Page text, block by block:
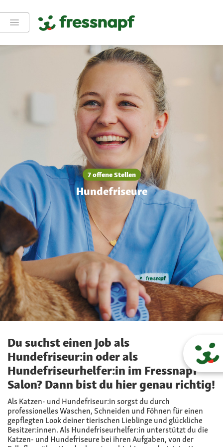
Hundefriseure
7 offene Stellen
Hundefriseure
Du suchst einen Job als
Hundefriseur:in oder als
Hundefriseurhelfer:in im Fressnapf
Salon? Dann bist du hier genau richtig!
Als Katzen- und Hundefriseur:in sorgst du durch
professionelles Waschen, Schneiden und Föhnen für einen
gepflegten Look deiner tierischen Lieblinge und glückliche
Besitzer:innen. Als Hundefriseurhelfer:in unterstützt du die
Katzen- und Hundefriseure bei ihren Aufgaben, von der